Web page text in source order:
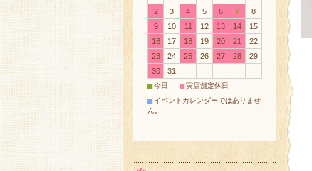
2
3 4 5 6 7
8
9
10 11 12 13 14
15
16
17 18 19 20 21
22
23
24 25 26 27 28
29
30
31
■今日 ■実店舗定休日
■ イベントカレンダーではありませ
ん。